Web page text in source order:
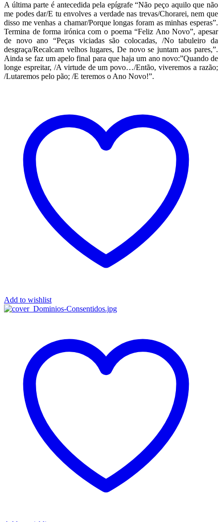
A última parte é antecedida pela epígrafe “Não peço aquilo que não
me podes dar/E tu envolves a verdade nas trevas/Chorarei, nem que
disso me venhas a chamar/Porque longas foram as minhas esperas”.
Termina de forma irónica com o poema “Feliz Ano Novo”, apesar
de novo ano “Peças viciadas são colocadas, /No tabuleiro da
desgraça/Recalcam velhos lugares, De novo se juntam aos pares,”.
Ainda se faz um apelo final para que haja um ano novo:”Quando de
longe espreitar, /A virtude de um povo…/Então, viveremos a razão;
/Lutaremos pelo pão; /E teremos o Ano Novo!”.
Add to wishlist